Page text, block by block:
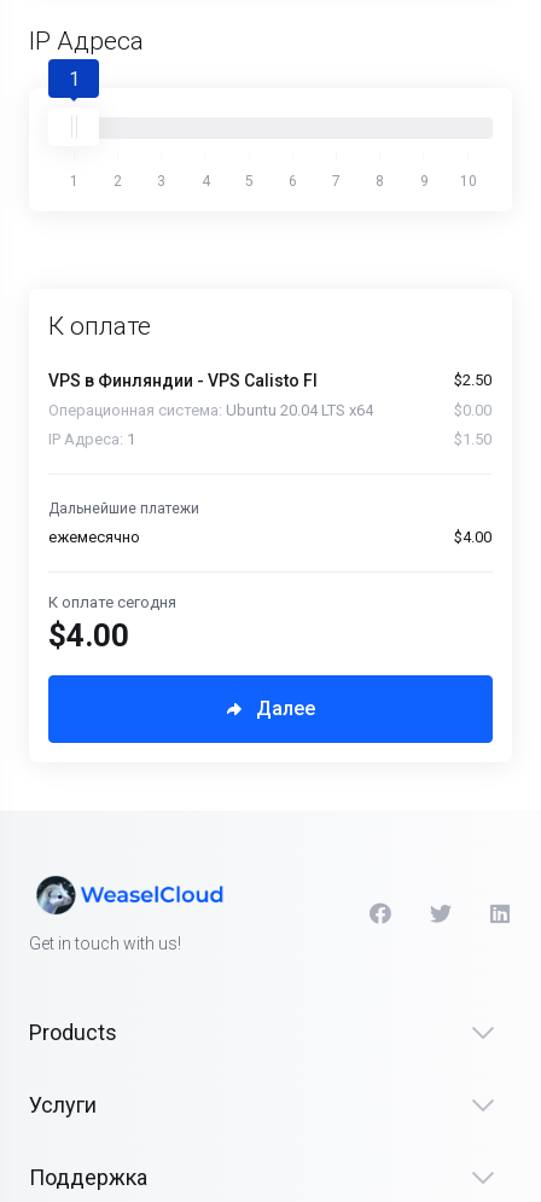
IP Адреса
1
1 2 3 4 5 6 7 8 9 10
К оплате
VPS в Финляндии - VPS Calisto FI
$2.50
Операционная система: Ubuntu 20.04 LTS x64
$0.00
IP Адреса: 1 $1.50
Дальнейшие платежи
ежемесячно $4.00
К оплате сегодня
$4.00
Далее
Get in touch with us!
Products
Услуги
Поддержка